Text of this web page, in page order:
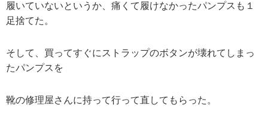
履いていないというか、痛くて履けなかったパンプスも１
足捨てた。
そして、買ってすぐにストラップのボタンが壊れてしまっ
たパンプスを
靴の修理屋さんに持って行って直してもらった。